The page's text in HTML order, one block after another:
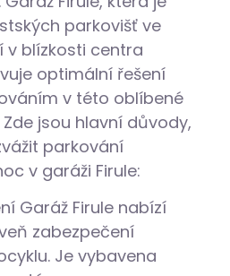
parkovišť ve
v blízkosti centra
optimální řešení
v této oblíbené
jsou hlavní důvody,
parkování
v garáži Firule:
Garáž Firule nabízí
zabezpečení
Je vybavena